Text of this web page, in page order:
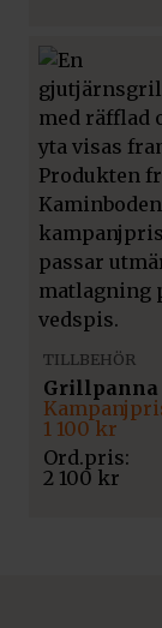
TILLBEHÖR
Grillpanna
2 100 kr
Det
ursprungliga
priset
var:
2
1 100 kr
Det
nuvarande
priset
är:
1